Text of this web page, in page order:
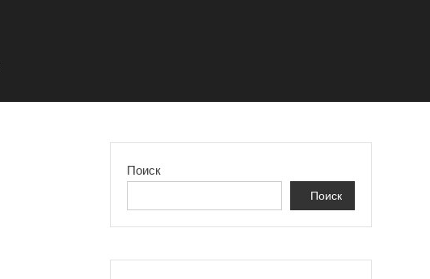
Поиск
Поиск